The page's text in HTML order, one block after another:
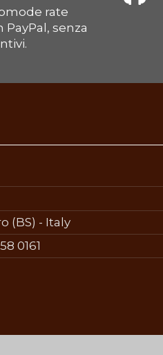
rate
senza
(BS) - Italy
0161